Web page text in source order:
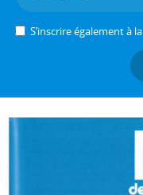
S’inscrire également à la